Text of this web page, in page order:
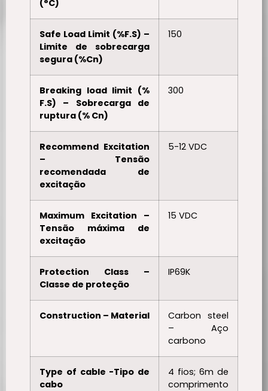
(°C)
Safe Load Limit (%F.S) –
Limite de sobrecarga
segura (%Cn)
150
Breaking load limit (%
F.S) – Sobrecarga de
ruptura (% Cn)
300
Recommend Excitation
– Tensão
recomendada de
excitação
5-12 VDC
Maximum Excitation –
Tensão máxima de
excitação
15 VDC
Protection Class –
Classe de proteção
IP69K
Construction – Material
Carbon steel
– Aço
carbono
Type of cable -Tipo de
cabo
4 fios; 6m de
comprimento